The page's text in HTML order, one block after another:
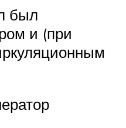
был
и (при